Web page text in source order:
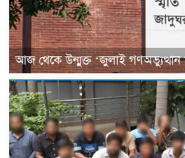
আজ থেকে উন্মুক্ত ‘জুলাই গণঅভ্যুত্থান